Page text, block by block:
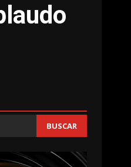
BUSCAR